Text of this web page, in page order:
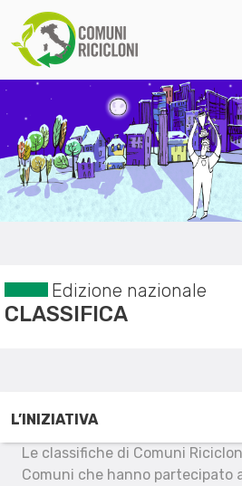
Edizione nazionale
CLASSIFICA
L’INIZIATIVA
Le classifiche di Comuni
Comuni che hanno partecipato